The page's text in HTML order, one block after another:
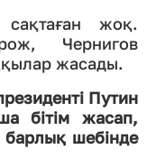
жоқ.
Чернигов
жасады.
Путин
бітім жасап,
шебінде